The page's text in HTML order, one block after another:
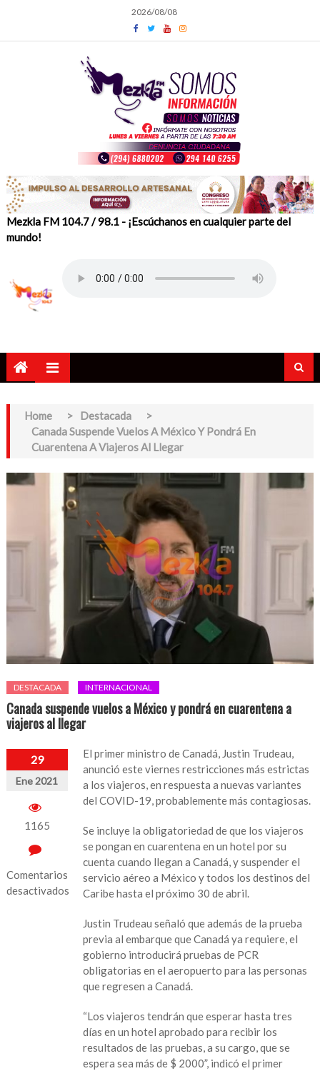
content
2026/08/08
Mezkla FM 104.7 / 98.1 - ¡Escúchanos en cualquier parte del
mundo!
Home > Destacada
>
Canada Suspende Vuelos A México Y Pondrá En
Cuarentena A Viajeros Al Llegar
DESTACADA INTERNACIONAL
Canada suspende vuelos a México y pondrá en cuarentena a
viajeros al llegar
29
Ene 2021
1165
Comentarios
desactivados
El primer ministro de Canadá, Justin Trudeau,
anunció este viernes restricciones más estrictas
a los viajeros, en respuesta a nuevas variantes
del COVID-19, probablemente más contagiosas.
Se incluye la obligatoriedad de que los viajeros
se pongan en cuarentena en un hotel por su
cuenta cuando llegan a Canadá, y suspender el
servicio aéreo a México y todos los destinos del
Caribe hasta el próximo 30 de abril.
Justin Trudeau señaló que además de la prueba
previa al embarque que Canadá ya requiere, el
gobierno introducirá pruebas de PCR
obligatorias en el aeropuerto para las personas
que regresen a Canadá.
“Los viajeros tendrán que esperar hasta tres
días en un hotel aprobado para recibir los
resultados de las pruebas, a su cargo, que se
espera sea más de $ 2000”, indicó el primer